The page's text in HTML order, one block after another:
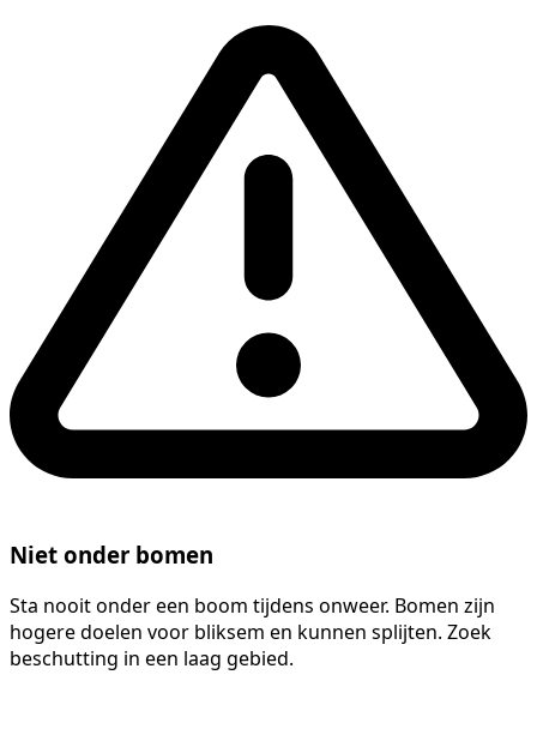
Niet onder bomen
Sta nooit onder een boom tijdens onweer. Bomen zijn
hogere doelen voor bliksem en kunnen splijten. Zoek
beschutting in een laag gebied.